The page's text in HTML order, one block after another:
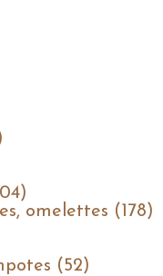
omelettes (178)
(52)